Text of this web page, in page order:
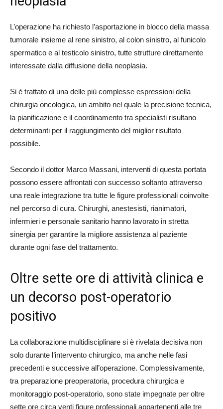
L’operazione ha richiesto l’asportazione in blocco della massa
tumorale insieme al rene sinistro, al colon sinistro, al funicolo
spermatico e al testicolo sinistro, tutte strutture direttamente
interessate dalla diffusione della neoplasia.
Si è trattato di una delle più complesse espressioni della
chirurgia oncologica, un ambito nel quale la precisione tecnica,
la pianificazione e il coordinamento tra specialisti risultano
determinanti per il raggiungimento del miglior risultato
possibile.
Secondo il dottor Marco Massani, interventi di questa portata
possono essere affrontati con successo soltanto attraverso
una reale integrazione tra tutte le figure professionali coinvolte
nel percorso di cura. Chirurghi, anestesisti, rianimatori,
infermieri e personale sanitario hanno lavorato in stretta
sinergia per garantire la migliore assistenza al paziente
durante ogni fase del trattamento.
Oltre sette ore di attività clinica e
un decorso post-operatorio
positivo
La collaborazione multidisciplinare si è rivelata decisiva non
solo durante l’intervento chirurgico, ma anche nelle fasi
precedenti e successive all’operazione. Complessivamente,
tra preparazione preoperatoria, procedura chirurgica e
monitoraggio post-operatorio, sono state impegnate per oltre
sette ore circa venti figure professionali appartenenti alle tre